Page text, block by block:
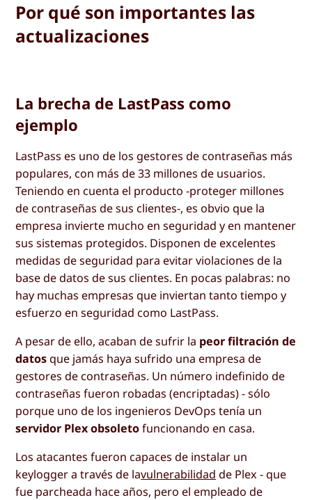
Por qué son importantes las
actualizaciones
La brecha de LastPass como
ejemplo
LastPass es uno de los gestores de contraseñas más
populares, con más de 33 millones de usuarios.
Teniendo en cuenta el producto -proteger millones
de contraseñas de sus clientes-, es obvio que la
empresa invierte mucho en seguridad y en mantener
sus sistemas protegidos. Disponen de excelentes
medidas de seguridad para evitar violaciones de la
base de datos de sus clientes. En pocas palabras: no
hay muchas empresas que inviertan tanto tiempo y
esfuerzo en seguridad como LastPass.
A pesar de ello, acaban de sufrir la peor filtración de
datos que jamás haya sufrido una empresa de
gestores de contraseñas. Un número indefinido de
contraseñas fueron robadas (encriptadas) - sólo
porque uno de los ingenieros DevOps tenía un
servidor Plex obsoletofuncionando en casa.
Los atacantes fueron capaces de instalar un
keylogger a través de lavulnerabilidad de Plex - que
fue parcheada hace años, pero el empleado de